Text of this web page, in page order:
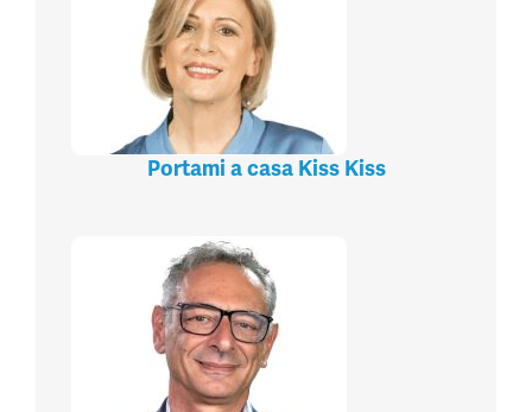
Portami a casa Kiss Kiss